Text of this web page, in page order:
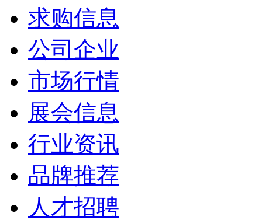
求购信息
公司企业
市场行情
展会信息
行业资讯
品牌推荐
人才招聘